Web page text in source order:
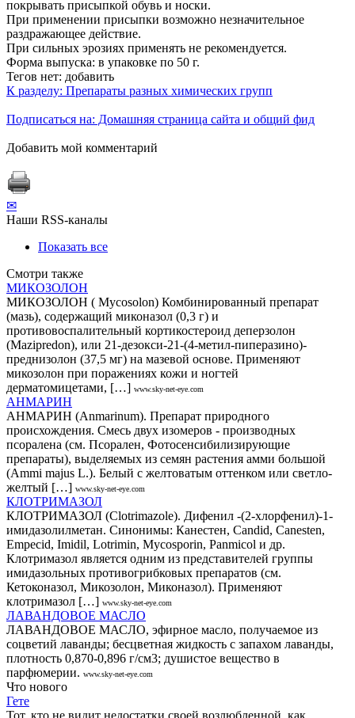
покрывать присыпкой обувь и носки.
При применении присыпки возможно незначительное
раздражающее действие.
При сильных эрозиях применять не рекомендуется.
Форма выпуска: в упаковке по 50 г.
Тегов нет: добавить
К разделу: Препараты разных химических групп
Подписаться на: Домашняя страница сайта и общий фид
Добавить мой комментарий
✉
Наши RSS-каналы
Показать все
Смотри также
МИКОЗОЛОН
МИКОЗОЛОН ( Mycosolon) Комбинированный препарат
(мазь), содержащий миконазол (0,3 г) и
противовоспалительный кортикостероид деперзолон
(Mazipredon), или 21-дезокси-21-(4-метил-пиперазино)-
преднизолон (37,5 мг) на мазевой основе. Применяют
микозолон при поражениях кожи и ногтей
дерматомицетами, […] www.sky-net-eye.com
АНМАРИН
АНМАРИН (Anmarinum). Препарат природного
происхождения. Смесь двух изомеров - производных
псоралена (см. Псорален, Фотосенсибилизирующие
препараты), выделяемых из семян растения амми большой
(Ammi majus L.). Белый с желтоватым оттенком или светло-
желтый […] www.sky-net-eye.com
КЛОТРИМАЗОЛ
КЛОТРИМАЗОЛ (Clotrimazole). Дифенил -(2-хлорфенил)-1-
имидазолилметан. Синонимы: Канестен, Candid, Canesten,
Empecid, Imidil, Lotrimin, Mycosporin, Panmicol и др.
Клотримазол является одним из представителей группы
имидазольных противогрибковых препаратов (см.
Кетоконазол, Микозолон, Миконазол). Применяют
клотримазол […] www.sky-net-eye.com
ЛАВАНДОВОЕ МАСЛО
ЛАВАНДОВОЕ МАСЛО, эфирное масло, получаемое из
соцветий лаванды; бесцветная жидкость с запахом лаванды,
плотность 0,870-0,896 г/см3; душистое вещество в
парфюмерии. www.sky-net-eye.com
Что нового
Гете
Тот, кто не видит недостатки своей возлюбленной, как